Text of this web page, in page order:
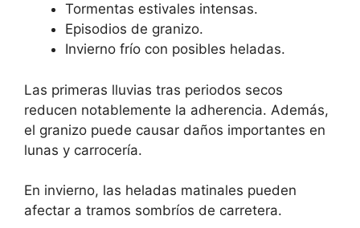
Tormentas estivales intensas.
Episodios de granizo.
Invierno frío con posibles heladas.
Las primeras lluvias tras periodos secos
reducen notablemente la adherencia. Además,
el granizo puede causar daños importantes en
lunas y carrocería.
En invierno, las heladas matinales pueden
afectar a tramos sombríos de carretera.